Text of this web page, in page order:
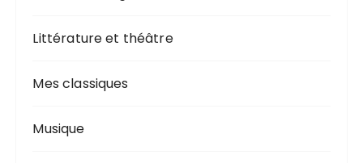
Littérature et théâtre
Mes classiques
Musique